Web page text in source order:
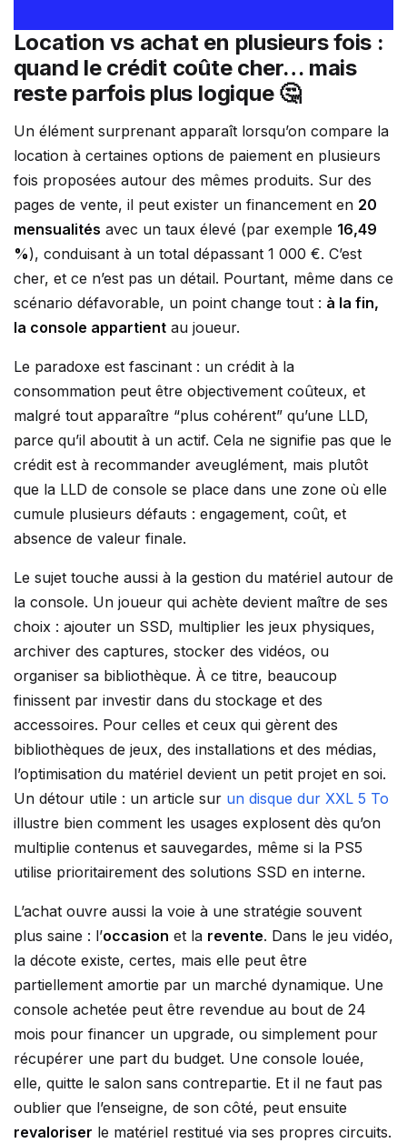
Location vs achat en plusieurs fois :
quand le crédit coûte cher… mais
reste parfois plus logique 🤔
Un élément surprenant apparaît lorsqu’on compare la
location à certaines options de paiement en plusieurs
fois proposées autour des mêmes produits. Sur des
pages de vente, il peut exister un financement en 20
mensualités avec un taux élevé (par exemple 16,49
%), conduisant à un total dépassant 1 000 €. C’est
cher, et ce n’est pas un détail. Pourtant, même dans ce
scénario défavorable, un point change tout : à la fin,
la console appartientau joueur.
Le paradoxe est fascinant : un crédit à la
consommation peut être objectivement coûteux, et
malgré tout apparaître “plus cohérent” qu’une LLD,
parce qu’il aboutit à un actif. Cela ne signifie pas que le
crédit est à recommander aveuglément, mais plutôt
que la LLD de console se place dans une zone où elle
cumule plusieurs défauts : engagement, coût, et
absence de valeur finale.
Le sujet touche aussi à la gestion du matériel autour de
la console. Un joueur qui achète devient maître de ses
choix : ajouter un SSD, multiplier les jeux physiques,
archiver des captures, stocker des vidéos, ou
organiser sa bibliothèque. À ce titre, beaucoup
finissent par investir dans du stockage et des
accessoires. Pour celles et ceux qui gèrent des
bibliothèques de jeux, des installations et des médias,
l’optimisation du matériel devient un petit projet en soi.
Un détour utile : un article sur un disque dur XXL 5 To
illustre bien comment les usages explosent dès qu’on
multiplie contenus et sauvegardes, même si la PS5
utilise prioritairement des solutions SSD en interne.
L’achat ouvre aussi la voie à une stratégie souvent
plus saine : l’occasion et la revente. Dans le jeu vidéo,
la décote existe, certes, mais elle peut être
partiellement amortie par un marché dynamique. Une
console achetée peut être revendue au bout de 24
mois pour financer un upgrade, ou simplement pour
récupérer une part du budget. Une console louée,
elle, quitte le salon sans contrepartie. Et il ne faut pas
oublier que l’enseigne, de son côté, peut ensuite
revaloriser le matériel restitué via ses propres circuits.